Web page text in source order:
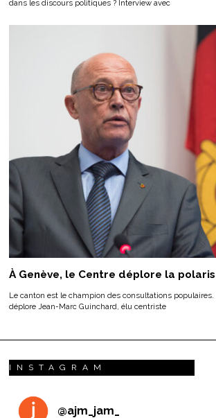
dans les discours politiques ? Interview avec
À Genève, le Centre déplore la
Le canton est le champion des consultations
déplore Jean-Marc Guinchard, élu centriste
INSTAGRAM
@ajm_jam_